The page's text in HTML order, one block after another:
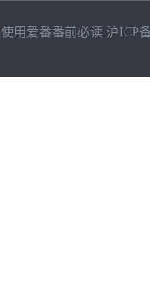
使用爱番番前必读 沪ICP